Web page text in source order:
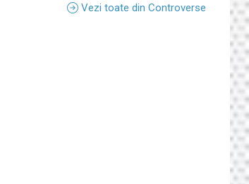
Vezi toate din Controverse